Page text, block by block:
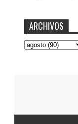
ARCHIVOS